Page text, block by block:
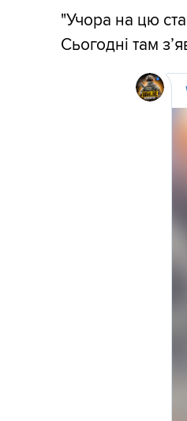
"Учора на цю
Сьогодні там